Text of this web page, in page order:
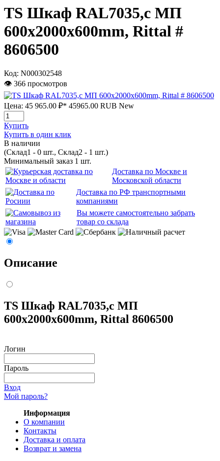
TS Шкаф RAL7035,с МП
600x2000x600mm, Rittal #
8606500
Код: N000302548
👁 366 просмотров
Цена: 45 965.00 ₽* 45965.00 RUB New
Купить
Купить в один клик
В наличии
(Склад1 - 0 шт., Склад2 - 1 шт.)
Минимальный заказ 1 шт.
Доставка по Москве и
Московской области
Доставка по РФ транспортными
компаниями
Вы можете самостоятельно забрать
товар со склада
Описание
TS Шкаф RAL7035,с МП
600x2000x600mm, Rittal 8606500
Логин
Пароль
Вход
Мой пароль?
Информация
О компании
Контакты
Доставка и оплата
Возврат и замена